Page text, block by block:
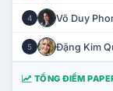
4 Võ Duy
5 Đặng Kim
TỔNG ĐIỂM